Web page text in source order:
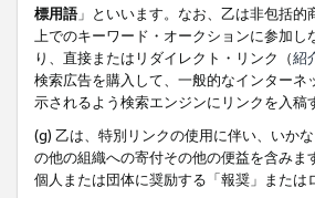
標用語」といいます。なお、乙は非包括
上でのキーワード・オークションに参加
り、直接またはリダイレクト・リンク（紹
検索広告を購入して、一般的なインター
示されるよう検索エンジンにリンクを入稿
(g) 乙は、特別リンクの使用に伴い、いか
の他の組織への寄付その他の便益を含み
個人または団体に奨励する「報奨」また